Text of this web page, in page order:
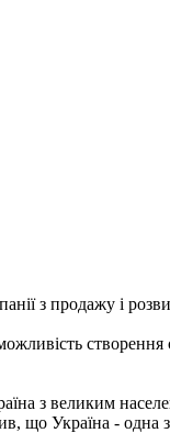
з продажу і
з великим
що Україна - одна з